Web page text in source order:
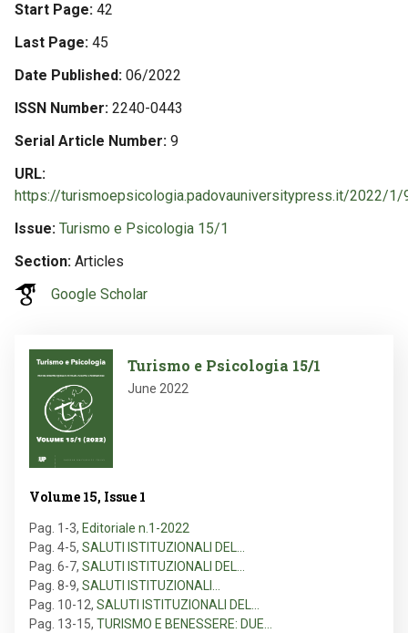
Start Page 42
Last Page 45
Date Published 06/2022
ISSN Number 2240-0443
Serial Article Number 9
URL
https://turismoepsicologia.padovauniversitypress.it/2022/1/
Issue Turismo e Psicologia 15/1
Section Articles
Google Scholar
Image
Turismo e Psicologia 15/1
June 2022
Volume 15, Issue 1
Pag. 1-3, Editoriale n.1-2022
Pag. 4-5, SALUTI ISTITUZIONALI DEL…
Pag. 6-7, SALUTI ISTITUZIONALI DEL…
Pag. 8-9, SALUTI ISTITUZIONALI…
Pag. 10-12, SALUTI ISTITUZIONALI DEL…
Pag. 13-15, TURISMO E BENESSERE: DUE…